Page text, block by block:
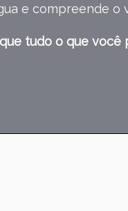
e compreende o
tudo o que você